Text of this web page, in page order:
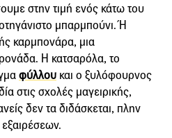
στην τιμή ενός κάτω του
μπαρμπούνι. Ή
καρμπονάρα, μια
Η κατσαρόλα, το
φύλλου και ο ξυλόφουρνος
στις σχολές μαγειρικής,
δεν τα διδάσκεται, πλην